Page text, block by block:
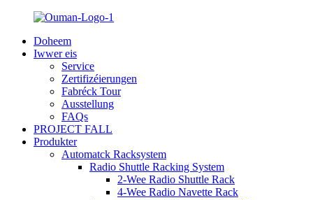
Doheem
Iwwer eis
Service
Zertifizéierungen
Fabréck Tour
Ausstellung
FAQs
PROJECT FALL
Produkter
Automatck Racksystem
Radio Shuttle Racking System
2-Wee Radio Shuttle Rack
4-Wee Radio Navette Rack